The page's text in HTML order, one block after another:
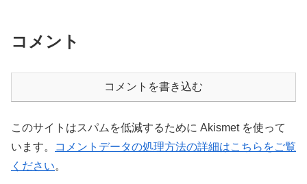
コメント
コメントを書き込む
このサイトはスパムを低減するために Akismet を使って
います。
コメントデータの処理方法の詳細はこちらをご覧
ください。